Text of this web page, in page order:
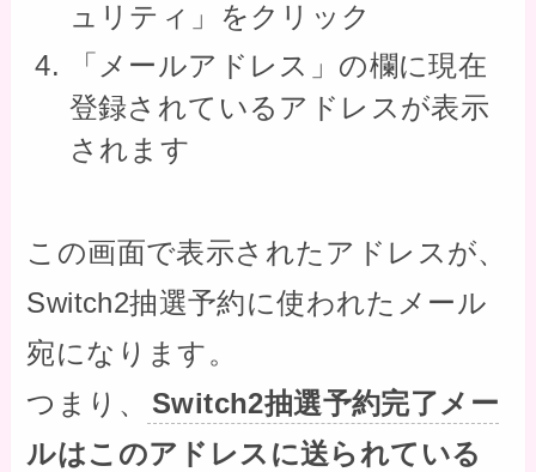
ュリティ」をクリック
「メールアドレス」の欄に現在
登録されているアドレスが表示
されます
この画面で表示されたアドレスが、
Switch2抽選予約に使われたメール
宛になります。
つまり、
Switch2抽選予約完了メー
ルはこのアドレスに送られている